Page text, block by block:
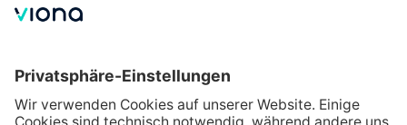
Über uns
Lernen mit Viona
Alle Partner